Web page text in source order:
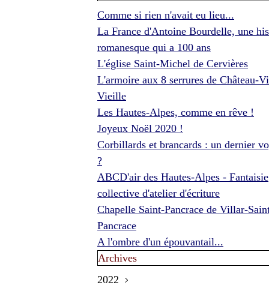
Comme si rien n'avait eu lieu...
La France d'Antoine Bourdelle, une
romanesque qui a 100 ans
L'église Saint-Michel de Cervières
L'armoire aux 8 serrures de Château-
Vieille
Les Hautes-Alpes, comme en rêve !
Joyeux Noël 2020 !
Corbillards et brancards : un dernier
?
ABCD'air des Hautes-Alpes - Fantaisie
collective d'atelier d'écriture
Chapelle Saint-Pancrace de Villar-
Pancrace
A l'ombre d'un épouvantail...
Archives
2022